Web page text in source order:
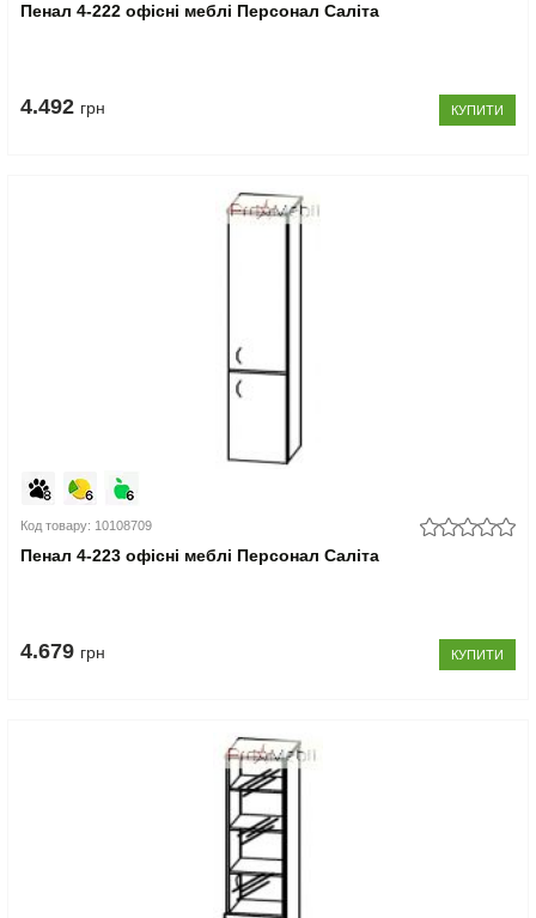
Пенал 4-222 офісні меблі Персонал Саліта
4.492 грн КУПИТИ
Код товару: 10108709
Пенал 4-223 офісні меблі Персонал Саліта
4.679 грн КУПИТИ